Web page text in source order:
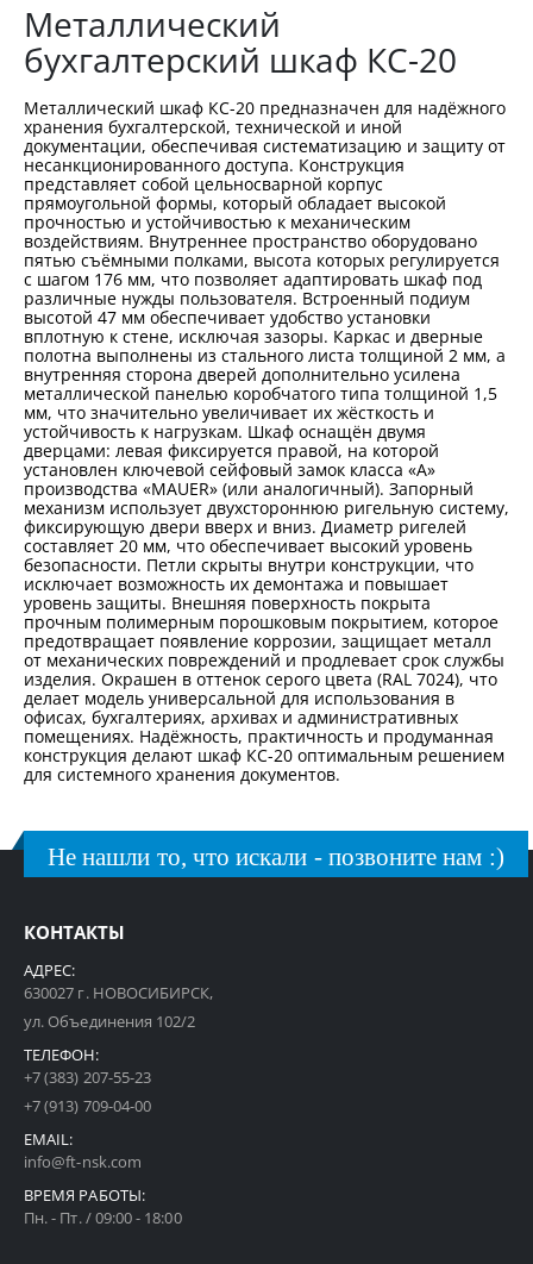
Металлический
бухгалтерский шкаф КС-20
Металлический шкаф КС-20 предназначен для надёжного
хранения бухгалтерской, технической и иной
документации, обеспечивая систематизацию и защиту от
несанкционированного доступа. Конструкция
представляет собой цельносварной корпус
прямоугольной формы, который обладает высокой
прочностью и устойчивостью к механическим
воздействиям. Внутреннее пространство оборудовано
пятью съёмными полками, высота которых регулируется
с шагом 176 мм, что позволяет адаптировать шкаф под
различные нужды пользователя. Встроенный подиум
высотой 47 мм обеспечивает удобство установки
вплотную к стене, исключая зазоры. Каркас и дверные
полотна выполнены из стального листа толщиной 2 мм, а
внутренняя сторона дверей дополнительно усилена
металлической панелью коробчатого типа толщиной 1,5
мм, что значительно увеличивает их жёсткость и
устойчивость к нагрузкам. Шкаф оснащён двумя
дверцами: левая фиксируется правой, на которой
установлен ключевой сейфовый замок класса «А»
производства «MAUER» (или аналогичный). Запорный
механизм использует двухстороннюю ригельную систему,
фиксирующую двери вверх и вниз. Диаметр ригелей
составляет 20 мм, что обеспечивает высокий уровень
безопасности. Петли скрыты внутри конструкции, что
исключает возможность их демонтажа и повышает
уровень защиты. Внешняя поверхность покрыта
прочным полимерным порошковым покрытием, которое
предотвращает появление коррозии, защищает металл
от механических повреждений и продлевает срок службы
изделия. Окрашен в оттенок серого цвета (RAL 7024), что
делает модель универсальной для использования в
офисах, бухгалтериях, архивах и административных
помещениях. Надёжность, практичность и продуманная
конструкция делают шкаф КС-20 оптимальным решением
для системного хранения документов.
Не нашли то, что искали - позвоните нам :)
КОНТАКТЫ
АДРЕС:
630027 г. НОВОСИБИРСК,
ул. Объединения 102/2
ТЕЛЕФОН:
+7 (383) 207-55-23
+7 (913) 709-04-00
EMAIL:
info@ft-nsk.com
ВРЕМЯ РАБОТЫ:
Пн. - Пт. / 09:00 - 18:00